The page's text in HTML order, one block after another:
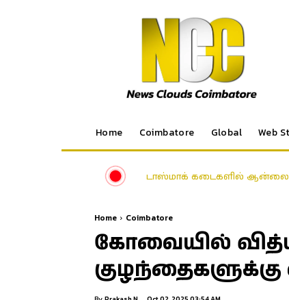
Home Coimbatore Global Web
டாஸ்மாக் கடைகளில்
Home Coimbatore
கோவையில்
குழந்தைகளுக்கு